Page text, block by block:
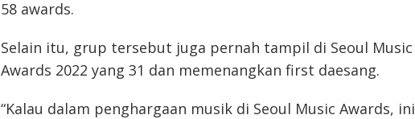
58 awards.
Selain itu, grup tersebut juga pernah tampil di Seoul Music
Awards 2022 yang 31 dan memenangkan first daesang.
“Kalau dalam penghargaan musik di Seoul Music Awards, ini